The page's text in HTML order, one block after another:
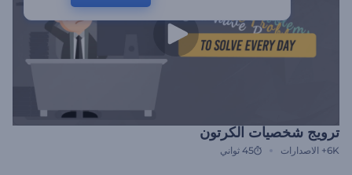
ترويج شخصيات الكرتون
6K+ الاصدارات 45 ثواني